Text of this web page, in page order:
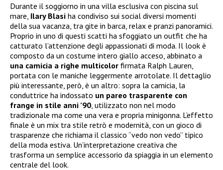
Durante il soggiorno in una villa esclusiva con piscina sul
mare, Ilary Blasi ha condiviso sui social diversi momenti
della sua vacanza, tra gite in barca, relax e pranzi panoramici.
Proprio in uno di questi scatti ha sfoggiato un outfit che ha
catturato l’attenzione degli appassionati di moda. Il look è
composto da un costume intero giallo acceso, abbinato a
una camicia a righe multicolor firmata Ralph Lauren,
portata con le maniche leggermente arrotolate. Il dettaglio
più interessante, però, è un altro: sopra la camicia, la
conduttrice ha indossato un pareo trasparente con
frange in stile anni ’90 , utilizzato non nel modo
tradizionale ma come una vera e propria minigonna. L’effetto
finale è un mix tra stile retrò e modernità, con un gioco di
trasparenze che richiama il classico “vedo non vedo” tipico
della moda estiva. Un’interpretazione creativa che
trasforma un semplice accessorio da spiaggia in un elemento
centrale del look.